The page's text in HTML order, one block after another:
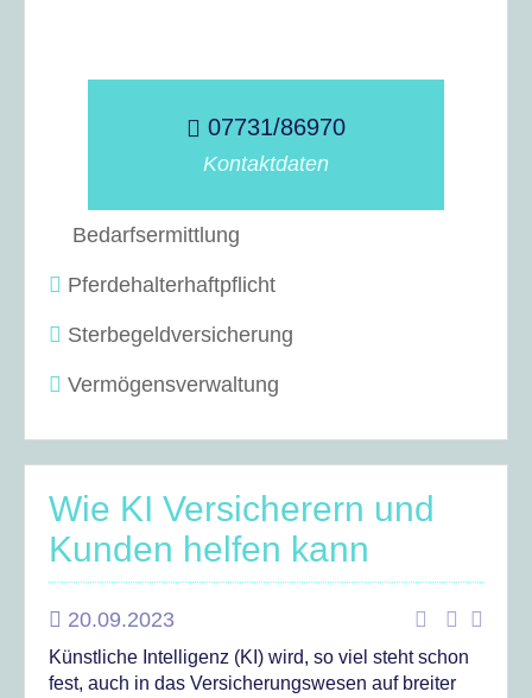
07731/86970
Kontaktdaten
Bedarfsermittlung
Pferdehalterhaftpflicht
Sterbegeldversicherung
Vermögensverwaltung
Wie KI Versicherern und
Kunden helfen kann
20.09.2023
Künstliche Intelligenz (KI) wird, so viel steht schon
fest, auch in das Versicherungswesen auf breiter